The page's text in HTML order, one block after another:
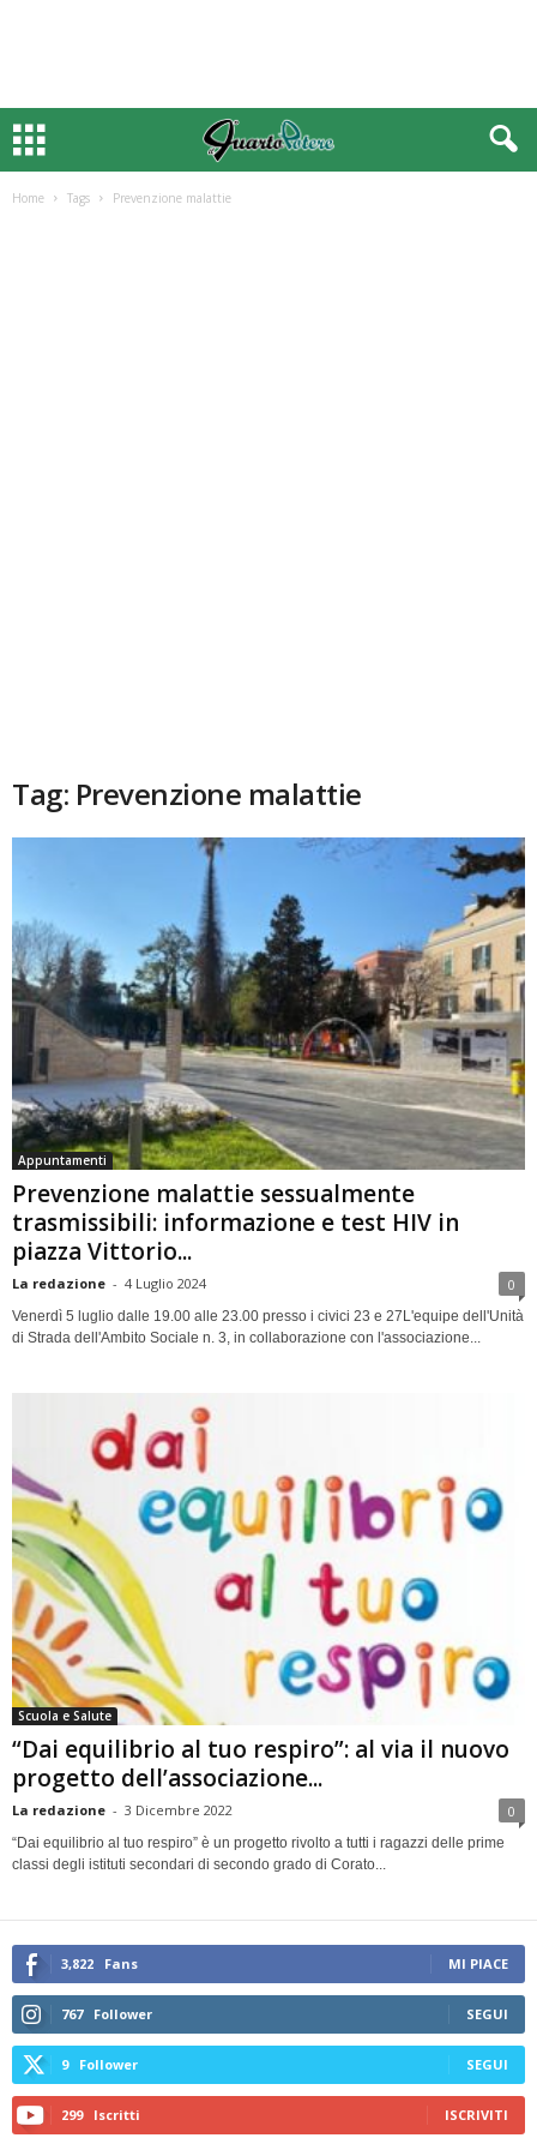
Tag: Prevenzione malattie
Appuntamenti
Prevenzione malattie sessualmente
trasmissibili: informazione e test HIV in
piazza Vittorio...
La redazione - 4 Luglio 2024
Venerdì 5 luglio dalle 19.00 alle 23.00 presso i civici 23 e 27L'equipe dell'Unità
di Strada dell'Ambito Sociale n. 3, in collaborazione con l'associazione...
Scuola e Salute
“Dai equilibrio al tuo respiro”: al via il nuovo
progetto dell’associazione...
La redazione 3 Dicembre 2022
“Dai equilibrio al tuo respiro” è un progetto rivolto a tutti i ragazzi delle prime
classi degli istituti secondari di secondo grado di Corato...
3,822 Fans MI PIACE
767 Follower SEGUI
9 Follower SEGUI
299 Iscritti ISCRIVITI